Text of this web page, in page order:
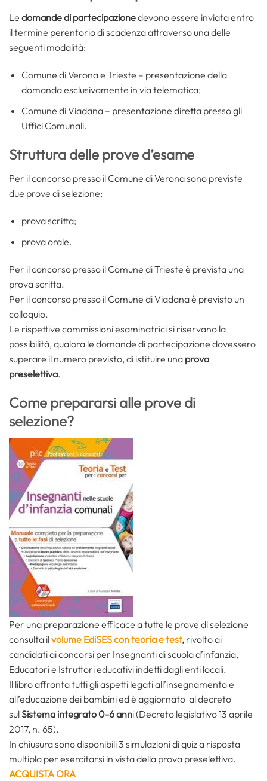
Le domande di partecipazionedevono essere inviata entro
il termine perentorio di scadenza attraverso una delle
seguenti modalità:
Comune di Verona e Trieste – presentazione della
domanda esclusivamente in via telematica;
Comune di Viadana – presentazione diretta presso gli
Uffici Comunali.
Struttura delle prove d’esame
Per il concorso presso il Comune di Verona sono previste
due prove di selezione:
prova scritta;
prova orale.
Per il concorso presso il Comune di Trieste è prevista una
prova scritta.
Per il concorso presso il Comune di Viadana è previsto un
colloquio.
Le rispettive commissioni esaminatrici si riservano la
possibilità, qualora le domande di partecipazione dovessero
superare il numero previsto, di istituire una prova
preselettiva.
Come prepararsi alle prove di
selezione?
Per una preparazione efficace a tutte le prove di selezione
consulta ilvolume EdiSES con teoria e test, rivolto ai
candidati ai concorsi per Insegnanti di scuola d’infanzia,
Educatori e Istruttori educativi indetti dagli enti locali.
Il libro affronta tutti gli aspetti legati all’insegnamento e
all’educazione dei bambini ed è aggiornato al decreto
sulSistema integrato 0-6 anni (Decreto legislativo 13 aprile
2017, n. 65).
In chiusura sono disponibili 3 simulazioni di quiz a risposta
multipla per esercitarsi in vista della prova preselettiva.
ACQUISTA ORA